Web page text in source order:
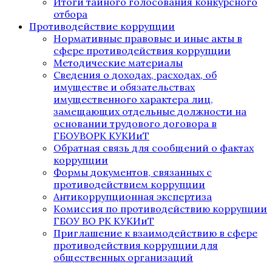
отбора
Противодействие коррупции
Нормативные правовые и иные акты в
сфере противодействия коррупции
Методические материалы
Сведения о доходах, расходах, об
имуществе и обязательствах
имущественного характера лиц,
замещающих отдельные должности на
основании трудового договора в
ГБОУВОРК КУКИиТ
Обратная связь для сообщений о фактах
коррупции
Формы документов, связанных с
противодействием коррупции
Антикоррупционная экспертиза
Комиссия по противодействию коррупции
ГБОУ ВО РК КУКИиТ
Приглашение к взаимодействию в сфере
противодействия коррупции для
общественных организаций